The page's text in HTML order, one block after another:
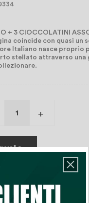
+ 3 CIOCCOLATINI
coincide con quasi un
Italiano nasce proprio
stellato attraverso una